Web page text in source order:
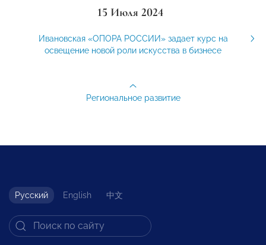
15 Июля 2024
Ивановская «ОПОРА РОССИИ» задает курс на
освещение новой роли искусства в бизнесе
Региональное развитие
Русский English 中文